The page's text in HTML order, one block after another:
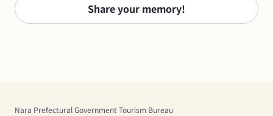
Share your memory!
Nara Prefectural Government Tourism Bureau